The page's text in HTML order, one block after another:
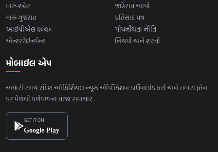
મારું શહેર
મારું ગુજરાત
આઈપીએલ ૨૦૨૬
એન્ટરટેઈનમેન્ટ
જાહેરાત આપો
પ્રતિસાદ પત્ર
ગોપનીયતા નીતિ
નિયમો અને શરતો
મોબાઈલ એપ
અમારી સમય સંદેશ ઓફિશિયલ ન્યૂઝ એપ્લિકેશન ડાઉનલોડ કરો અને તમારા ફોન
પર મેળવો પળેપળના તાજા સમાચાર.
GET IT ON
Google Play